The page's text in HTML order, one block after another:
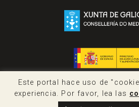
Este portal hace uso de
experiencia. Por favor, lea las